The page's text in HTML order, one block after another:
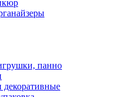
панно